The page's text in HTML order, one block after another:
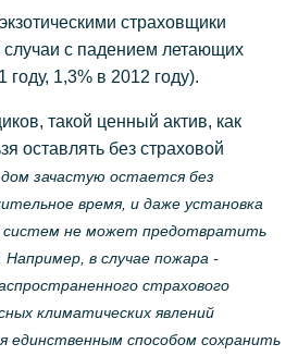
страховщики
с падением летающих
году, 1,3% в 2012 году).
такой ценный актив, как
оставлять без страховой
зачастую остается без
время, и даже установка
систем не может предотвратить
Например, в случае пожара -
страхового
климатических явлений
единственным способом сохранить